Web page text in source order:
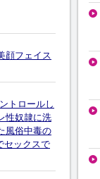
顔フェイス
トロールし
性奴隷に洗
風俗中毒の
セックスで